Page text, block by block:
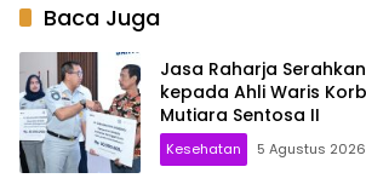
Baca Juga
Jasa Raharja
kepada Ahli Waris
Mutiara Sentosa II
Kesehatan 5 Agustus 2026